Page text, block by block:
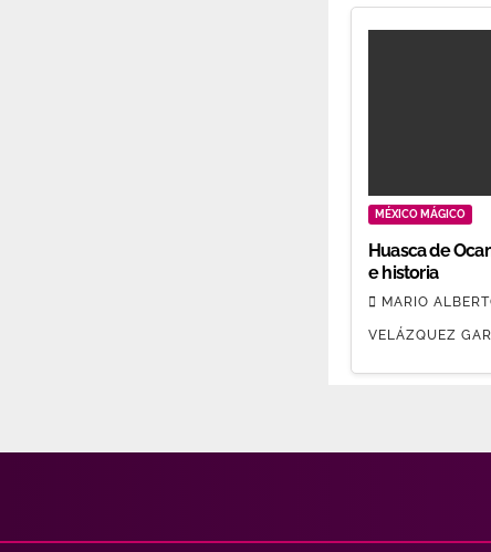
MÉXICO MÁGICO
Huasca de
e historia
MARIO
VELÁZQUEZ